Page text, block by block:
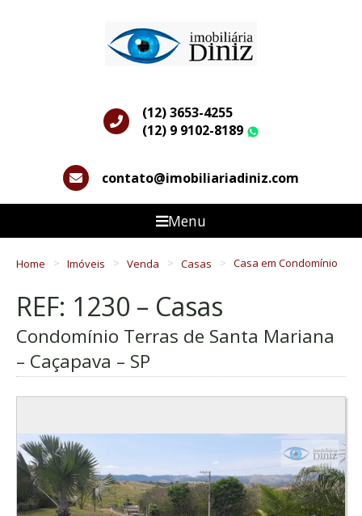
(12) 3653-4255
(12) 9 9102-8189
contato@imobiliariadiniz.com
Menu
Home Imóveis Venda Casas Casa em Condomínio
REF: 1230 – Casas
Condomínio Terras de Santa Mariana
– Caçapava – SP